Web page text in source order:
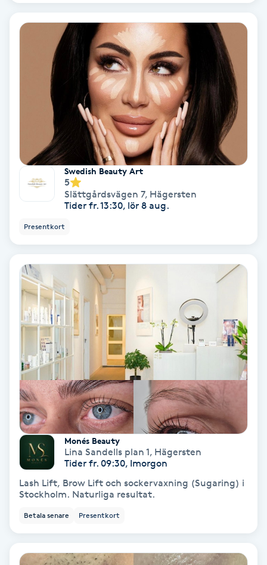
Babylights
Bambumassage
Barber
Barnklippning
BIAB
Bottenfärg
Brynformning
Brynfärgning
Brynplockning
Bröllopsuppsättning
Swedish Beauty Art
5
Slättgårdsvägen 7, Hägersten
Tider fr. 13:30, lör 8 aug.
Presentkort
Monés Beauty
Lina Sandells plan 1, Hägersten
Tider fr. 09:30, Imorgon
Lash Lift, Brow Lift och sockervaxning (Sugaring) i
Stockholm. Naturliga resultat.
Betala senare Presentkort